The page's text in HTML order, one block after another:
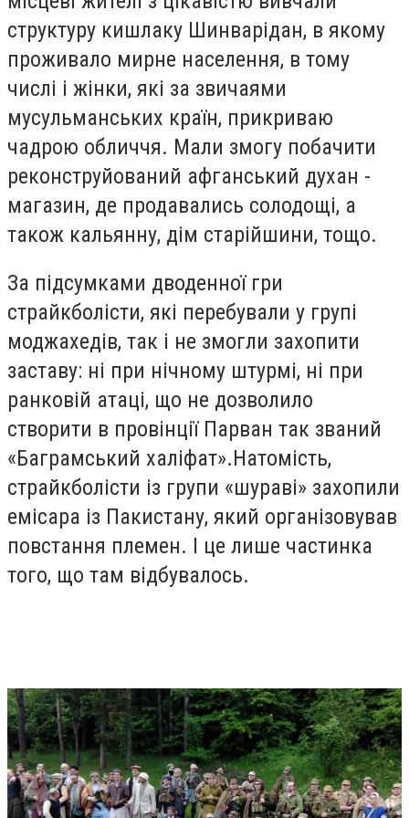
структуру кишлаку Шинварідан, в якому
проживало мирне населення, в тому
числі і жінки, які за звичаями
мусульманських країн, прикриваю
чадрою обличчя. Мали змогу побачити
реконструйований афганський духан -
магазин, де продавались солодощі, а
також кальянну, дім старійшини, тощо.
За підсумками дводенної гри
страйкболісти, які перебували у групі
моджахедів, так і не змогли захопити
заставу: ні при нічному штурмі, ні при
ранковій атаці, що не дозволило
створити в провінції Парван так званий
«Баграмський халіфат».Натомість,
страйкболісти із групи «шураві» захопили
емісара із Пакистану, який організовував
повстання племен. І це лише частинка
того, що там відбувалось.